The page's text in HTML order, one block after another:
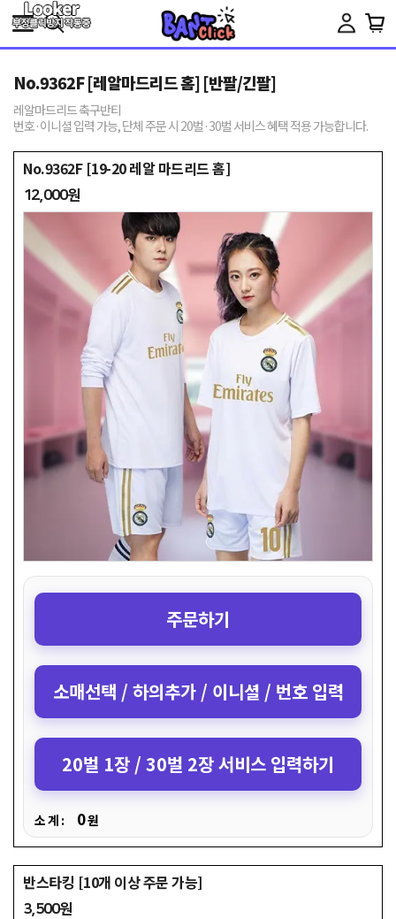
Toggle
No.9362F [레알마드리드 홈] [반팔/긴팔]
레알마드리드 축구반티
번호·이니셜 입력 가능, 단체 주문 시 20벌·30벌 서비스 혜택 적용 가능합니다.
No.9362F [19-20 레알 마드리드 홈]
12,000원
주문하기
소매선택 / 하의추가 / 이니셜 / 번호 입력
20벌 1장 / 30벌 2장 서비스 입력하기
소 계 : 0원
반스타킹 [10개 이상 주문 가능]
3,500원